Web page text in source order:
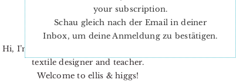
Hi, I’m Nadra. I’m a quilt pattern designer,
textile designer and teacher.
Welcome to ellis & higgs!
your subscription.
Schau gleich nach der Email in deiner
Inbox, um deine Anmeldung zu bestätigen.